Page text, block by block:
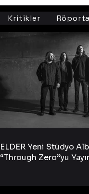
Kritikler
ELDER Yeni Stüdyo
“Through Zero”yu